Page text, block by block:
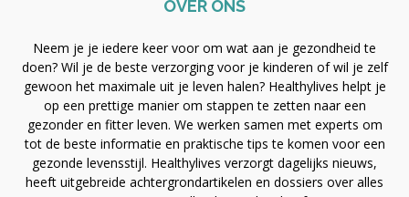
OVER ONS
Neem je je iedere keer voor om wat aan je gezondheid te
doen? Wil je de beste verzorging voor je kinderen of wil je zelf
gewoon het maximale uit je leven halen? Healthylives helpt je
op een prettige manier om stappen te zetten naar een
gezonder en fitter leven. We werken samen met experts om
tot de beste informatie en praktische tips te komen voor een
gezonde levensstijl. Healthylives verzorgt dagelijks nieuws,
heeft uitgebreide achtergrondartikelen en dossiers over alles